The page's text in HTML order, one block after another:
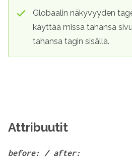
Globaalin näkyvyyden
käyttää missä tahansa
tahansa tagin sisällä.
Attribuutit
before: / after: